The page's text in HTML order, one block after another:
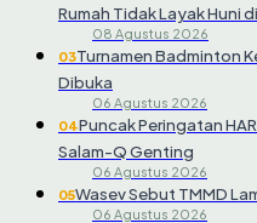
Rumah Tidak Layak Huni
08 Agustus 2026
03Turnamen Badminton
Dibuka
06 Agustus 2026
04Puncak Peringatan
Salam-Q Genting
06 Agustus 2026
05Wasev Sebut TMMD
06 Agustus 2026